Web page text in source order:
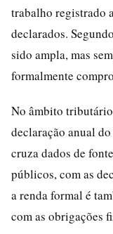
trabalho registrado
declarados.
sido ampla, mas
formalmente
No âmbito
declaração anual
cruza dados de
públicos, com as
a renda formal é
com as obrigações